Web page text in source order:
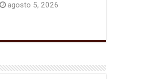
agosto 5, 2026